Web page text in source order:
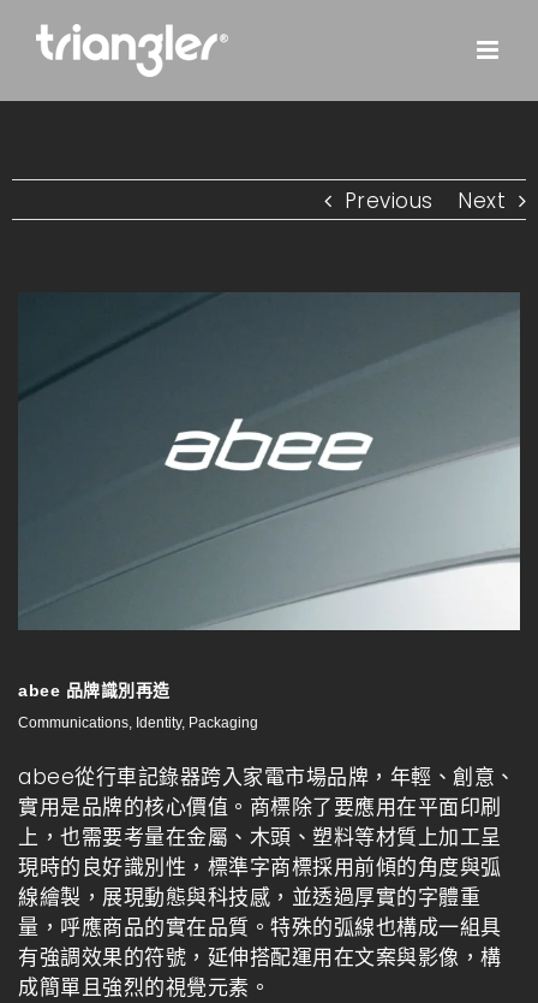
Previous Next
abee 品牌識別再造
Communications, Identity, Packaging
abee從行車記錄器跨入家電市場品牌，年輕、創意、
實用是品牌的核心價值。商標除了要應用在平面印刷
上，也需要考量在金屬、木頭、塑料等材質上加工呈
現時的良好識別性，標準字商標採用前傾的角度與弧
線繪製，展現動態與科技感，並透過厚實的字體重
量，呼應商品的實在品質。特殊的弧線也構成一組具
有強調效果的符號，延伸搭配運用在文案與影像，構
成簡單且強烈的視覺元素。